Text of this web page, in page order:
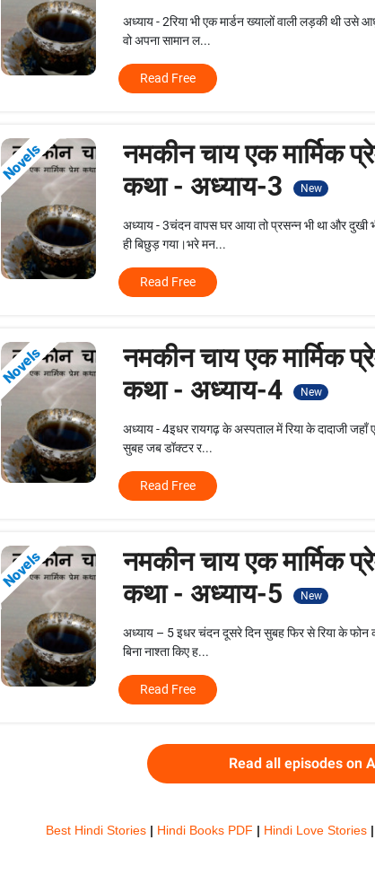
अध्याय - 2रिया भी एक मार्डन ख्यालों वाली लड़की थी उसे
वो अपना सामान ल...
Read Free
Novels
नमकीन चाय एक मार्मिक
कथा - अध्याय-3
New
अध्याय - 3चंदन वापस घर आया तो प्रसन्न भी था और दुखी
ही बिछुड़ गया।भरे मन...
Read Free
Novels
नमकीन चाय एक मार्मिक
कथा - अध्याय-4
New
अध्याय - 4इधर रायगढ़ के अस्पताल में रिया के दादाजी
सुबह जब डॉक्टर र...
Read Free
Novels
नमकीन चाय एक मार्मिक
कथा - अध्याय-5
New
अध्याय – 5 इधर चंदन दूसरे दिन सुबह फिर से रिया के फोन
बिना नाश्ता किए ह...
Read Free
Read all episodes on
Best Hindi Stories | Hindi Books PDF | Hindi Love Stories |